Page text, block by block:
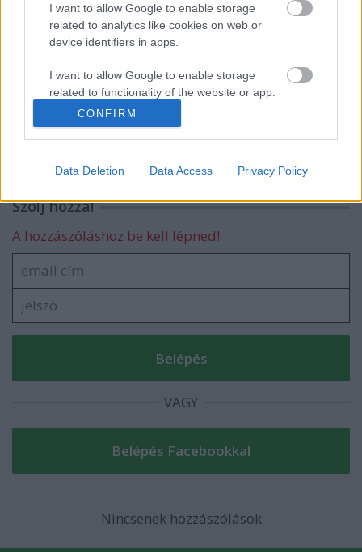
I want to allow Google to enable storage
related to analytics like cookies on web or
device identifiers in apps.
I want to allow Google to enable storage
related to functionality of the website or app.
I want to allow Google to enable storage
related to personalization.
I want to allow Google to enable storage
functionality and fraud prevention, and other
CONFIRM
Data Deletion Data Access Privacy Policy
A természetes kert
Tanácsok növények beszerzéséhez
Szólj hozzá!
A hozzászóláshoz be kell lépned!
VAGY
Nincsenek hozzászólások